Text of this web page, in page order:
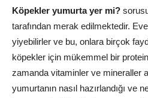
Köpekler yumurta yer mi?
tarafından merak edilmektedir.
yiyebilirler ve bu, onlara birçok
köpekler için mükemmel bir protein
zamanda vitaminler ve mineraller
yumurtanın nasıl hazırlandığı ve